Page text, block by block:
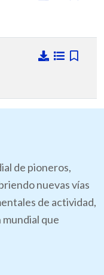
de pioneros,
nuevas vías
de actividad,
que